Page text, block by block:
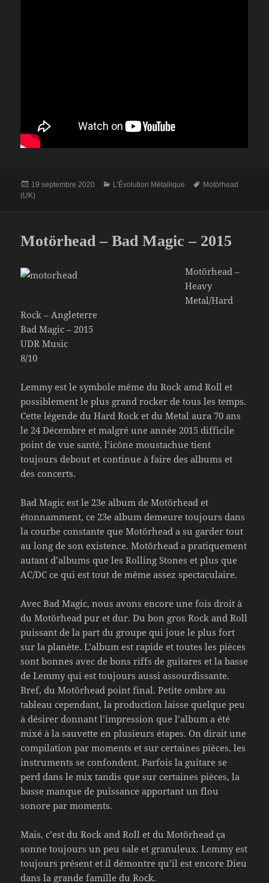
Publié
le
19 septembre 2020 Catégories
L'Évolution Métallique
Mots-
Motörhead
(UK)
Motörhead – Bad Magic – 2015
Motörhead –
Heavy
Metal/Hard
Rock – Angleterre
Bad Magic – 2015
UDR Music
8/10
Lemmy est le symbole même du Rock amd Roll et
possiblement le plus grand rocker de tous les temps.
Cette légende du Hard Rock et du Metal aura 70 ans
le 24 Décembre et malgré une année 2015 difficile
point de vue santé, l’icône moustachue tient
toujours debout et continue à faire des albums et
des concerts.
Bad Magic est le 23e album de Motörhead et
étonnamment, ce 23e album demeure toujours dans
la courbe constante que Motörhead a su garder tout
au long de son existence. Motörhead a pratiquement
autant d’albums que les Rolling Stones et plus que
AC/DC ce qui est tout de même assez spectaculaire.
Avec Bad Magic, nous avons encore une fois droit à
du Motörhead pur et dur. Du bon gros Rock and Roll
puissant de la part du groupe qui joue le plus fort
sur la planète. L’album est rapide et toutes les pièces
sont bonnes avec de bons riffs de guitares et la basse
de Lemmy qui est toujours aussi assourdissante.
Bref, du Motörhead point final. Petite ombre au
tableau cependant, la production laisse quelque peu
à désirer donnant l’impression que l’album a été
mixé à la sauvette en plusieurs étapes. On dirait une
compilation par moments et sur certaines pièces, les
instruments se confondent. Parfois la guitare se
perd dans le mix tandis que sur certaines pièces, la
basse manque de puissance apportant un flou
sonore par moments.
Mais, c’est du Rock and Roll et du Motörhead ça
sonne toujours un peu sale et granuleux. Lemmy est
toujours présent et il démontre qu’il est encore Dieu
dans la grande famille du Rock.